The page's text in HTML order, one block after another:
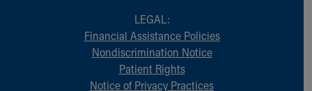
LEGAL:
Financial Assistance Policies
Nondiscrimination Notice
Patient Rights
Notice of Privacy Practices